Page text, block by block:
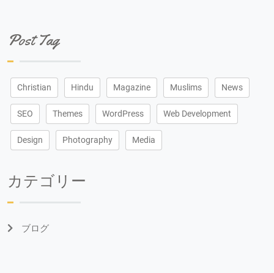
Post Tag
Christian Hindu Magazine Muslims News
SEO Themes WordPress Web Development
Design Photography Media
カテゴリー
ブログ